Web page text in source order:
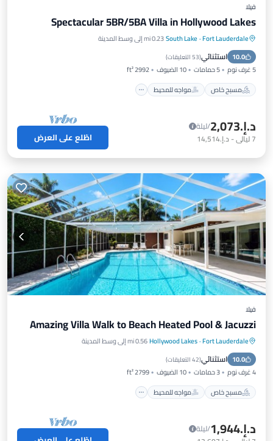
فيلا
Spectacular 5BR/5BA Villa in Hollywood Lakes
Fort Lauderdale
·
South Lake0.23 mi إلى وسط المدينة
10.0 استثنائي(53 التعليقات )
5 غرف نوم 5 حمامات 10 الضيوف
2992 ft²
مسبح خاص
مواجه للمحيط
مسبح خاص مواجه للمحيط
موقف سيارات
مسبح
د.إ.‏2,073
/ليلة
7ليالي- د.إ.‏14,514 اطّلع على العرض
فيلا
Amazing Villa Walk to Beach Heated Pool & Jacuzzi
Fort Lauderdale
·
Hollywood Lakes0.56 mi إلى وسط المدينة
10.0 استثنائي(42 التعليقات )
4 غرف نوم 3 حمامات 10 الضيوف
2799 ft²
مسبح خاص
مواجه للمحيط
مسبح خاص
مواجه للمحيط
حوض استحمام ساخن
د.إ.‏1,944
/ليلة